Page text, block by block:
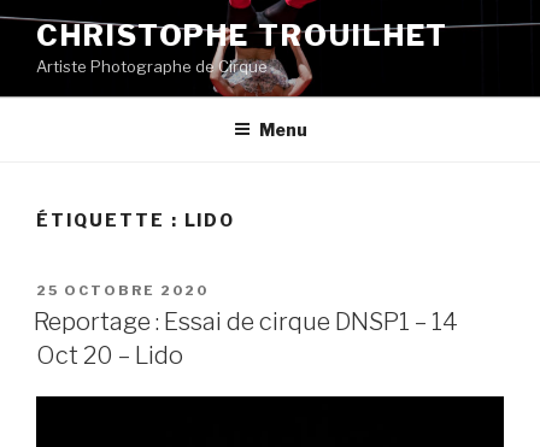
Aller
contenu
principal
CHRISTOPHE TROUILHET
Artiste Photographe de Cirque
Menu
ÉTIQUETTE : LIDO
PUBLIÉ
LE
25 OCTOBRE 2020
Reportage : Essai de cirque DNSP1 – 14
Oct 20 – Lido